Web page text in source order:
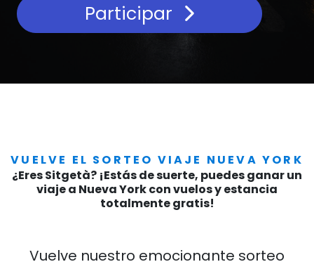
Participar
VUELVE EL SORTEO VIAJE NUEVA YORK
¿Eres Sitgetà? ¡Estás de suerte, puedes ganar un
viaje a Nueva York con vuelos y estancia
totalmente gratis!
Vuelve nuestro emocionante sorteo